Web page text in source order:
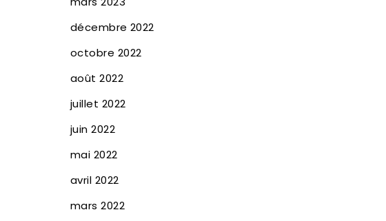
décembre 2022
octobre 2022
août 2022
juillet 2022
juin 2022
mai 2022
avril 2022
mars 2022